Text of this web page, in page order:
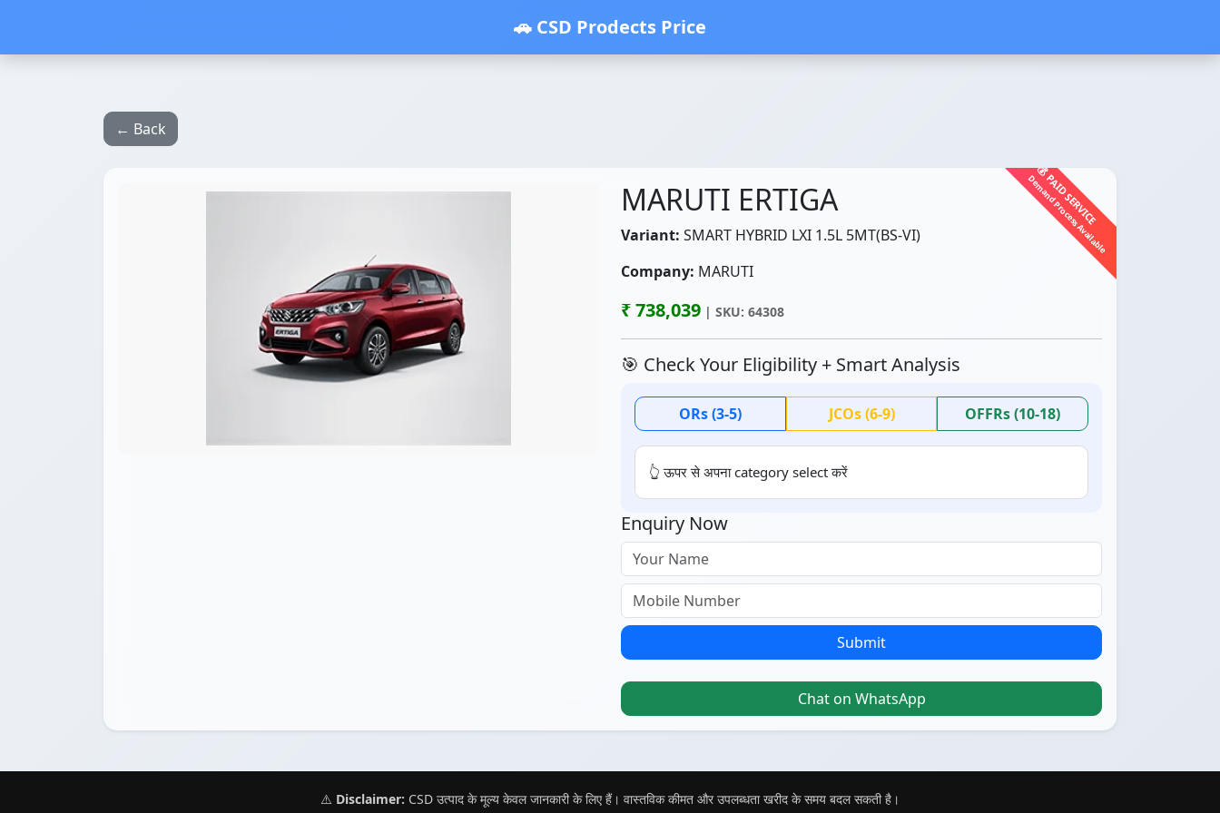
🚗 CSD Prodects Price
← Back
💰 PAID SERVICE
Demand Process Available
MARUTI ERTIGA
Variant: SMART HYBRID LXI 1.5L 5MT(BS-VI)
Company: MARUTI
₹ 738,039 | SKU: 64308
🎯 Check Your Eligibility + Smart Analysis
ORs (3-5) JCOs (6-9) OFFRs (10-18)
👆 ऊपर से अपना category select करें
Enquiry Now
Submit
Chat on WhatsApp
⚠️ Disclaimer: CSD उत्पाद के मूल्य केवल जानकारी के लिए हैं। वास्तविक कीमत और उपलब्धता खरीद के समय बदल सकती है।